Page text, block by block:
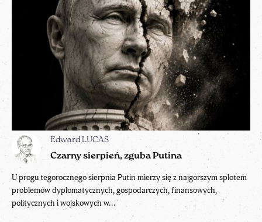
Edward LUCAS
Czarny sierpień, zguba Putina
U progu tegorocznego sierpnia Putin mierzy się z najgorszym splotem
problemów dyplomatycznych, gospodarczych, finansowych,
politycznych i wojskowych w...